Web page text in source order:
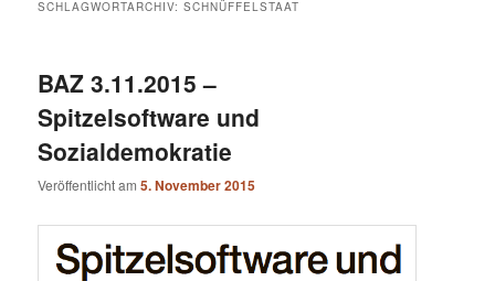
SCHLAGWORTARCHIV:SCHNÜFFELSTAAT
BAZ 3.11.2015 –
Spitzelsoftware und
Sozialdemokratie
Veröffentlicht am5. November 2015